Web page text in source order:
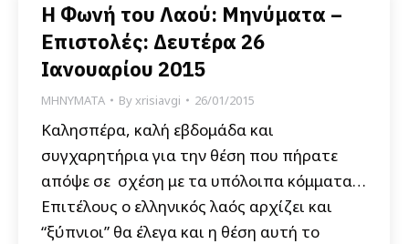
Η Φωνή του Λαού: Μηνύματα –
Επιστολές: Δευτέρα 26
Ιανουαρίου 2015
ΜΗΝΥΜΑΤΑ Byxrisiavgi 26/01/2015
Καλησπέρα, καλή εβδομάδα και
συγχαρητήρια για την θέση που πήρατε
απόψε σε σχέση με τα υπόλοιπα κόμματα…
Επιτέλους ο ελληνικός λαός αρχίζει και
“ξύπνιοι” θα έλεγα και η θέση αυτή το